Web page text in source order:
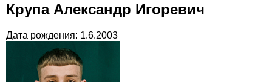
Крупа Александр Игоревич
Дата рождения: 1.6.2003